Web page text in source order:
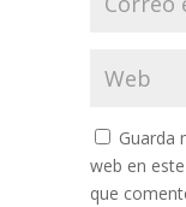
Guarda
web en
que